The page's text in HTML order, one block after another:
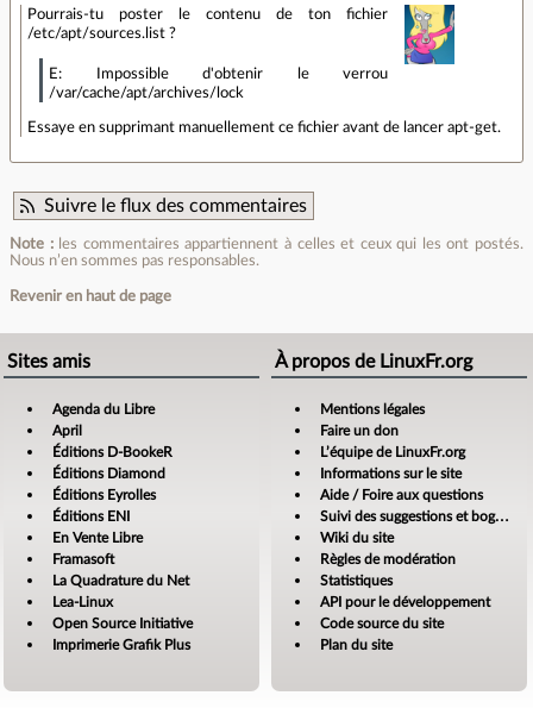
Pourrais-tu poster le contenu de ton fichier
/etc/apt/sources.list ?
E: Impossible d'obtenir le verrou
/var/cache/apt/archives/lock
Essaye en supprimant manuellement ce fichier avant de lancer apt-get.
Suivre le flux des commentaires
Note :les commentaires appartiennent à celles et ceux qui les ont postés.
Nous n’en sommes pas responsables.
Revenir en haut de page
Sites amis
Agenda du Libre
April
Éditions D-BookeR
Éditions Diamond
Éditions Eyrolles
Éditions ENI
En Vente Libre
Framasoft
La Quadrature du Net
Lea-Linux
Open Source Initiative
Imprimerie Grafik Plus
À propos de LinuxFr.org
Mentions légales
Faire un don
L’équipe de LinuxFr.org
Informations sur le site
Aide / Foire aux questions
Suivi des suggestions et bogues
Wiki du site
Règles de modération
Statistiques
API pour le développement
Code source du site
Plan du site